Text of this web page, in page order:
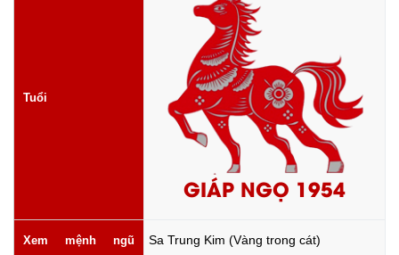
Tuổi
GIÁP NGỌ 1954
Xem mệnh ngũ
Sa Trung Kim (Vàng trong cát)